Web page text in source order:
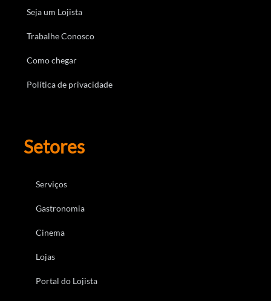
Seja um Lojista
Trabalhe Conosco
Como chegar
Política de privacidade
Setores
Serviços
Gastronomia
Cinema
Lojas
Portal do Lojista